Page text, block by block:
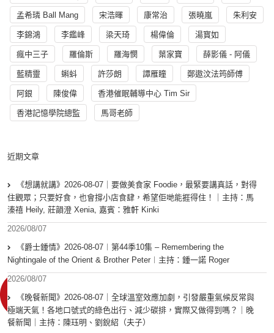
孟希璘 Ball Mang 宋浩暉 康常治 張曉嵐 朱利安
李錦鴻 李鑑峰 梁天琦 楊偉倫 湯寳如
瘋中三子 羅倫斯 羅海憫 葉家寶 薛影儀 - 阿儀
藍精靈 蝌蚪 許莎朗 譚雁瞳 鄭遨汶法筠師傅
阿銀 陳俊偉 香港催眠輔導中心 Tim Sir
香港記憶學院總監 馬哥老師
近期文章
《想講就講》2026-08-07｜要做美食家 Foodie，最緊要講真話，對得
住觀眾；只要好食，也會撐小店食肆，希望佢哋能捱得住！｜主持：馬
溱禧 Heily, 莊韻澄 Xenia, 嘉賓：雅軒 Kinki
2026/08/07
《爵士鍾情》2026-08-07︱第44季10集 – Remembering the
Nightingale of the Orient & Brother Peter︱主持：鍾一諾 Roger
2026/08/07
《晚餐新聞》2026-08-07｜全球溫室效應加劇，引發嚴重氣候反常與
極端天氣！各地口號式的綠色出行、減少碳排，實際又做得到嗎？｜晚
餐新聞｜主持：陳珏明、劉銳紹（夫子）